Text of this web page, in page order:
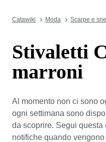
Catawiki Moda Scarpe e
Stivaletti
marroni
Al momento non ci sono
ogni settimana sono
da scoprire. Segui
notifiche quando